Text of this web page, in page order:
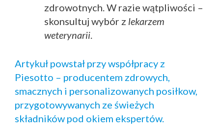
zdrowotnych. W razie wątpliwości –
skonsultuj wybór z lekarzem
weterynarii
Artykuł powstał przy współpracy z
Piesotto – producentem zdrowych,
smacznych i personalizowanych posiłkow,
przygotowywanych ze świeżych
składników pod okiem ekspertów.